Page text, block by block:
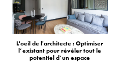
L'oeil de l'architecte : Optimiser
l’existant pour révéler tout le
potentiel d’un espace